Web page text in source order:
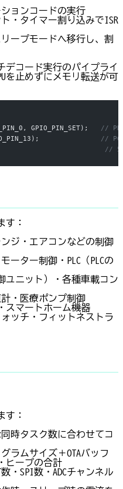
ョンコードの実行
・タイマー割り込みでISR
ープモードへ移行し、割
デコード→実行のパイプライ
を止めずにメモリ転送が可
GPIO_PIN_SET);
//
//
//
す：
ジ・エアコンなどの制御
ーター制御・PLC（PLCの
ユニット）・各種車載コン
・医療ポンプ制御
スマートホーム機器
ッチ・フィットネストラ
す：
時タスク数に合わせてコ
ラムサイズ＋OTAバッフ
ヒープの合計
・SPI数・ADCチャンネル